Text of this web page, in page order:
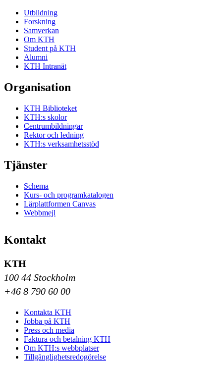
Utbildning
Forskning
Samverkan
Om KTH
Student på KTH
Alumni
KTH Intranät
Organisation
KTH Biblioteket
KTH:s skolor
Centrumbildningar
Rektor och ledning
KTH:s verksamhetsstöd
Tjänster
Schema
Kurs- och programkatalogen
Lärplattformen Canvas
Webbmejl
Kontakt
KTH
100 44 Stockholm
+46 8 790 60 00
Kontakta KTH
Jobba på KTH
Press och media
Faktura och betalning KTH
Om KTH:s webbplatser
Tillgänglighetsredogörelse